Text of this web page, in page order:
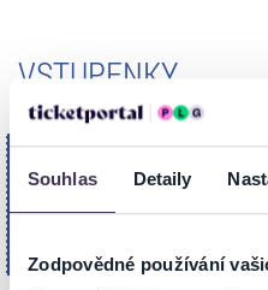
Souhlas Detaily
Zodpovědné používání
VSTUPENKY
28